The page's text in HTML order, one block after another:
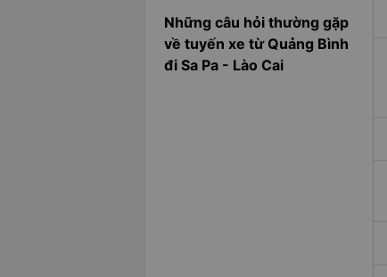
Những câu hỏi thường gặp
về tuyến xe từ Quảng Bình
đi Sa Pa - Lào Cai